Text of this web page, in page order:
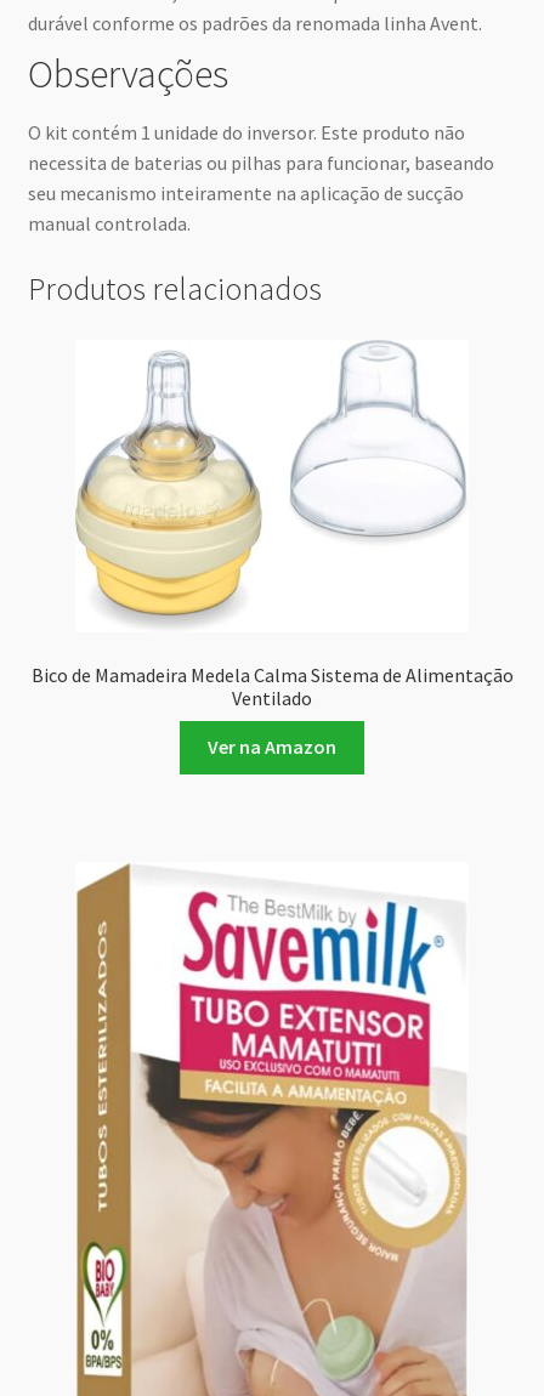
durável conforme os padrões da renomada linha Avent.
Observações
O kit contém 1 unidade do inversor. Este produto não
necessita de baterias ou pilhas para funcionar, baseando
seu mecanismo inteiramente na aplicação de sucção
manual controlada.
Produtos relacionados
Bico de Mamadeira Medela Calma Sistema de Alimentação
Ventilado
Ver na Amazon